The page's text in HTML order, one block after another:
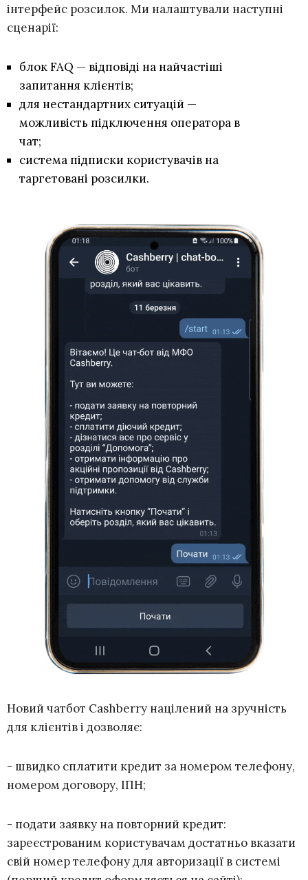
інтерфейс розсилок. Ми налаштували наступні
сценарії:
блок FAQ — відповіді на найчастіші
запитання клієнтів;
для нестандартних ситуацій —
можливість підключення оператора в
чат;
система підписки користувачів на
таргетовані розсилки.
Новий чатбот Cashberry націлений на зручність
для клієнтів і дозволяє:
- швидко сплатити кредит за номером телефону,
номером договору, ІПН;
- подати заявку на повторний кредит:
зареєстрованим користувачам достатньо вказати
свій номер телефону для авторизації в системі